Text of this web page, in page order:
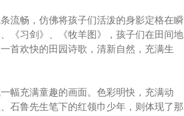
流畅，仿佛将孩子们活泼的身影定格在瞬
《习剑》、《牧羊图》，孩子们在田间地
首欢快的田园诗歌，清新自然，充满生
幅充满童趣的画面。色彩明快，充满动
石鲁先生笔下的红领巾少年，则体现了那